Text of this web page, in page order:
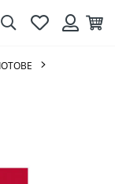
ТърсенеЛюбими